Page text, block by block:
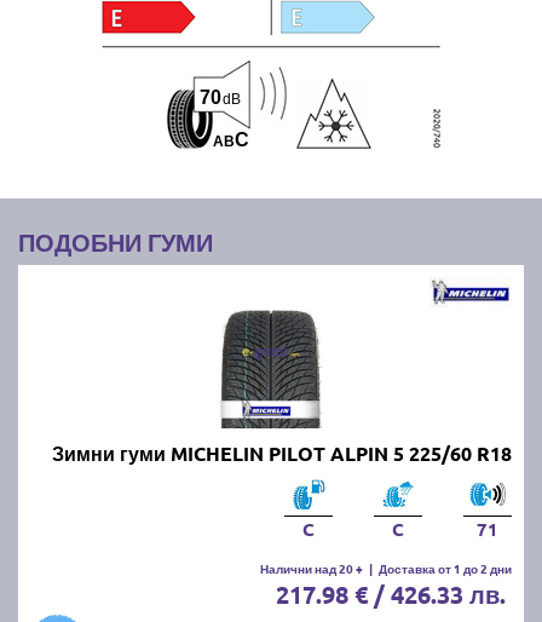
ABC
70dB
ПОДОБНИ ГУМИ
Зимни гуми MICHELIN PILOT ALPIN 5 225/60 R18
C C 71
Налични над 20 + | Доставка от 1 до 2 дни
217.98 € / 426.33 лв.